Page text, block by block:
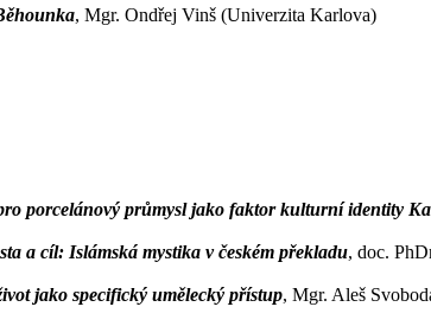
, Mgr. Ondřej Vinš (Univerzita Karlova)
porcelánový průmysl jako faktor kulturní identity
a cíl: Islámská mystika v českém překladu, doc.
jako specifický umělecký přístup, Mgr. Aleš